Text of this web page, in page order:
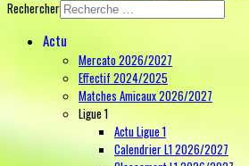
Rechercher
Actu
Mercato 2026/2027
Effectif 2024/2025
Matches Amicaux 2026/2027
Ligue 1
Actu Ligue 1
Calendrier L1 2026/2027